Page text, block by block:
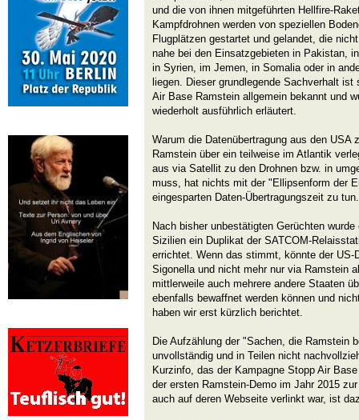
und die von ihnen mitgeführten Hellfire-
Kampfdrohnen werden von speziellen
Flugplätzen gestartet und gelandet, die
nahe bei den Einsatzgebieten in Pakistan,
in Syrien, im Jemen, in Somalia oder in
liegen. Dieser grundlegende Sachverhalt
Air Base Ramstein allgemein bekannt und
wiederholt ausführlich erläutert.
Warum die Datenübertragung aus den USA
Ramstein über ein teilweise im Atlantik
aus via Satellit zu den Drohnen bzw. in
muss, hat nichts mit der "Ellipsenform der
eingesparten Daten-Übertragungszeit zu tun.
Nach bisher unbestätigten Gerüchten
Sizilien ein Duplikat der SATCOM-
errichtet. Wenn das stimmt, könnte der US-
Sigonella und nicht mehr nur via Ramstein
mittlerweile auch mehrere andere Staaten
ebenfalls bewaffnet werden können und
haben wir erst kürzlich berichtet.
Die Aufzählung der "Sachen, die Ramstein
unvollständig und in Teilen nicht
Kurzinfo, das der Kampagne Stopp Air
der ersten Ramstein-Demo im Jahr 2015
auch auf deren Webseite verlinkt war, ist